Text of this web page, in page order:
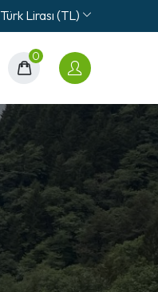
Türk Lirası (TL)
0